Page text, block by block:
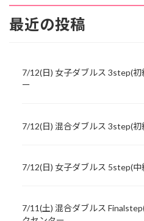
最近の投稿
7/12(日) 女子ダブルス 3step(
ー
7/12(日) 混合ダブルス 3step(
7/12(日) 女子ダブルス 5step(
7/11(土) 混合ダブルス